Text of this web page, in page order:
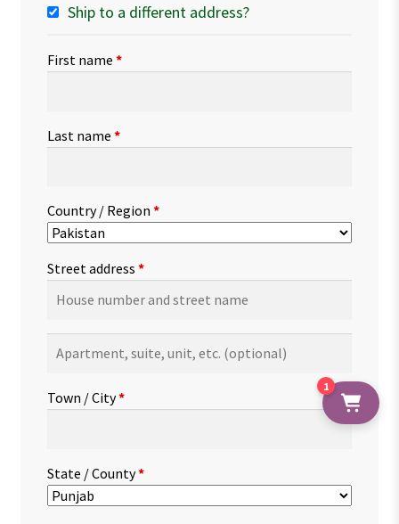
Ship to a different address?
First name *
Last name *
Country / Region *
Street address *
suite,
etc.(optional)
Town / City*
State / County*
1